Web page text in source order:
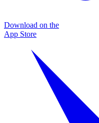
Download on the
App Store